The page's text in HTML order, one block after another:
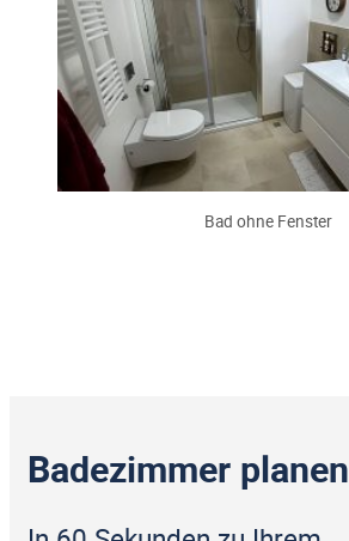
Bad ohne Fenster
Badezimmer planen